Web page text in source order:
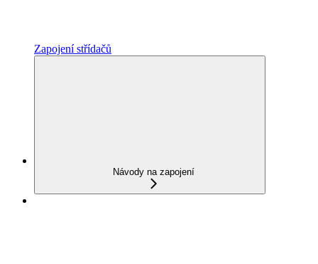
Zapojení střídačů
Návody na zapojení